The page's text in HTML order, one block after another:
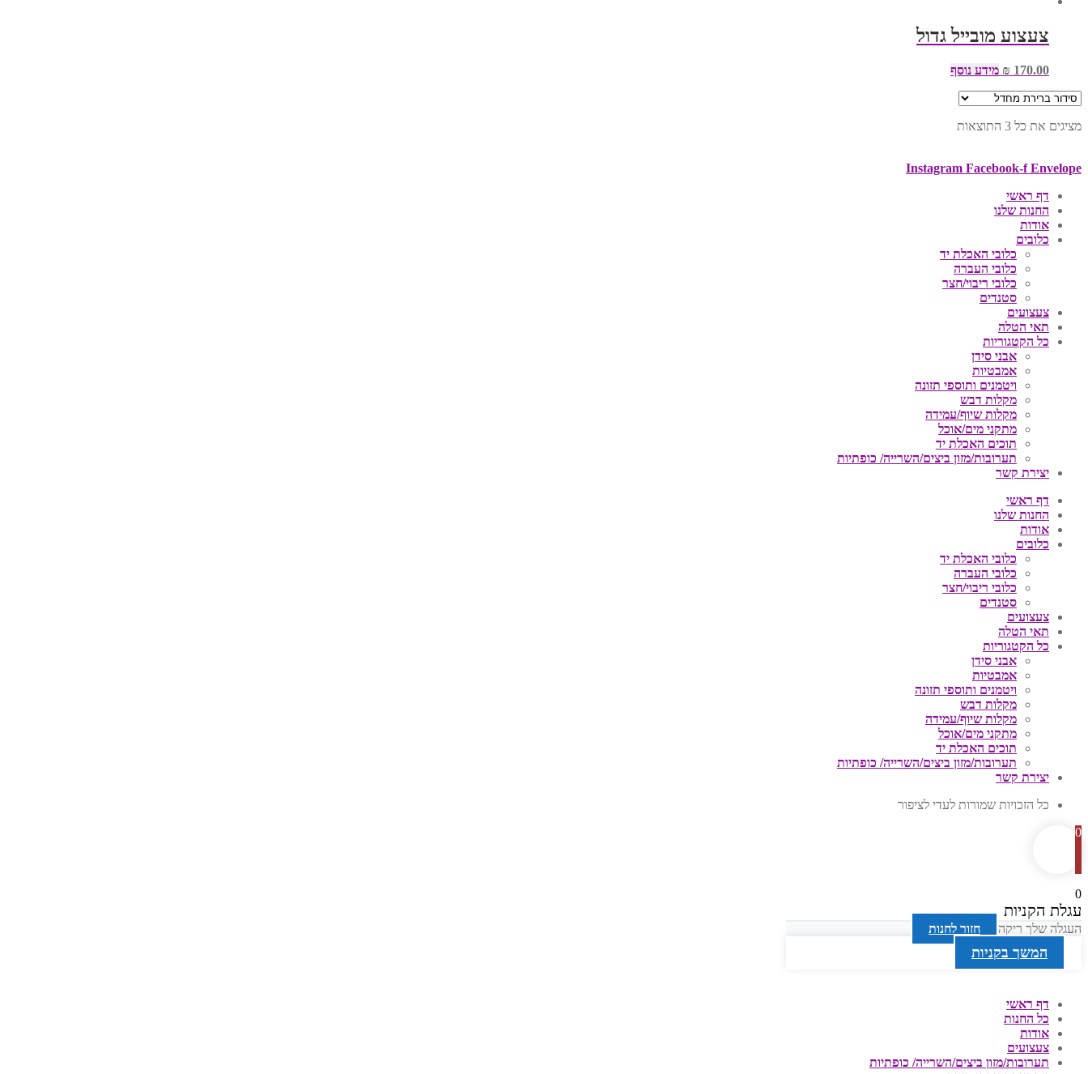
צעצוע מובייל גדול
₪ 170.00 מידע נוסף
מציגים את כל ⁦3⁩ התוצאות
Instagram Facebook-f Envelope
דף ראשי
החנות שלנו
אודות
כלובים
כלובי האכלת יד
כלובי העברה
כלובי ריבוי/חצר
סטנדים
צעצועים
תאי הטלה
כל הקטגוריות
אבני סידן
אמבטיות
ויטמנים ותוספי תזונה
מקלות דבש
מקלות שיוף/עמידה
מתקני מים/אוכל
תוכים האכלת יד
תערובות/מזון ביצים/השרייה/ כופתיות
יצירת קשר
דף ראשי
החנות שלנו
אודות
כלובים
כלובי האכלת יד
כלובי העברה
כלובי ריבוי/חצר
סטנדים
צעצועים
תאי הטלה
כל הקטגוריות
אבני סידן
אמבטיות
ויטמנים ותוספי תזונה
מקלות דבש
מקלות שיוף/עמידה
מתקני מים/אוכל
תוכים האכלת יד
תערובות/מזון ביצים/השרייה/ כופתיות
יצירת קשר
כל הזכויות שמורות לעדי לציפור
0
0
עגלת הקניות
העגלה שלך ריקה חזור לחנות
המשך בקניות
דף ראשי
כל החנות
אודות
צעצועים
תערובות/מזון ביצים/השרייה/ כופתיות